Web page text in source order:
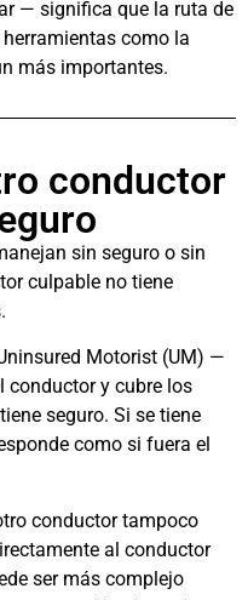
— significa que la ruta de
como la
más importantes.
conductor
sin seguro o sin
culpable no tiene
Motorist (UM) —
conductor y cubre los
seguro. Si se tiene
como si fuera el
conductor tampoco
al conductor
ser más complejo